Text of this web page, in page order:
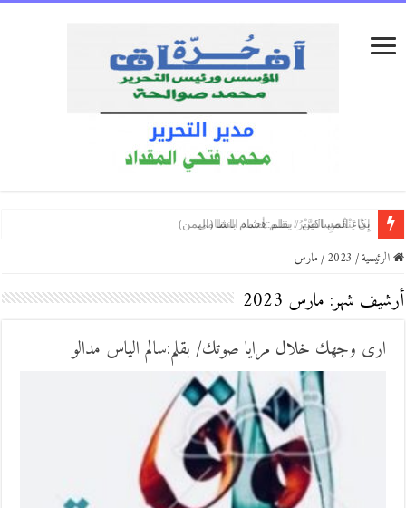
كلماتٌ كالبلسم/ بقلم: الكاتبه الروائيه السالمةالروفي ( المغرب )
نَدري مَنْ نحنُ !/بقلم:محمد ثابت السميعي
فكَّة الغياب/ بقلم:سعيد العكيشي (اليمن)
الرئيسية/
2023
/مارس
أرشيف شهر: مارس 2023
ارى وجهك خلال مرايا صوتك/ بقلم:سالم الياس مدالو